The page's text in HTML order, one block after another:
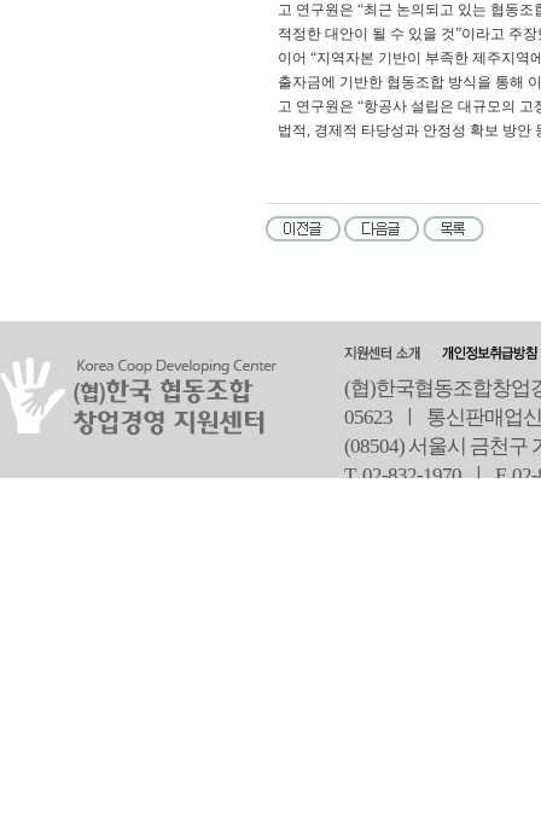
고 연구원은 “최근 논의되고 있는 협동
적정한 대안이 될 수 있을 것”이라고 주장
이어 “지역자본 기반이 부족한 제주지역
출자금에 기반한 협동조합 방식을 통해
고 연구원은 “항공사 설립은 대규모의
법적, 경제적 타당성과 안정성 확보 방안
(협)한국협동조합창업
05623 ㅣ 통신판매업
(08504) 서울시 금천구
T 02-832-1970 ㅣF